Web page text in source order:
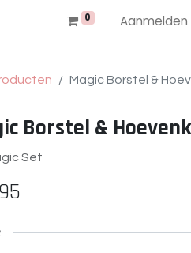
0 Aanmelden
Magic Borstel &
Borstel &
Set